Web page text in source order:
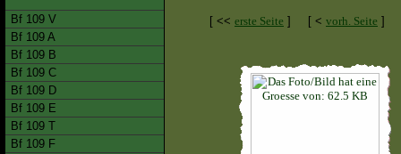
Bf 109 V
Bf 109 A
Bf 109 B
Bf 109 C
Bf 109 D
Bf 109 E
Bf 109 T
Bf 109 F
[ << erste Seite ] [ < vorh. Seite ]